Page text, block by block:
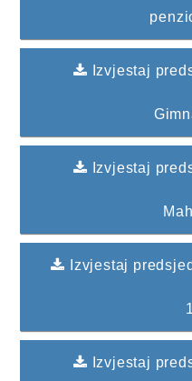
Izvjestaj
Izvjestaj
Izvjestaj
Izvjestaj
2012. GODINA
OPĆINSKI DOKUMENTI
SLUŽBA ZA FINANSIJE
SLUŽBA ZA PRIVREDU
OGLASNA PLOČA